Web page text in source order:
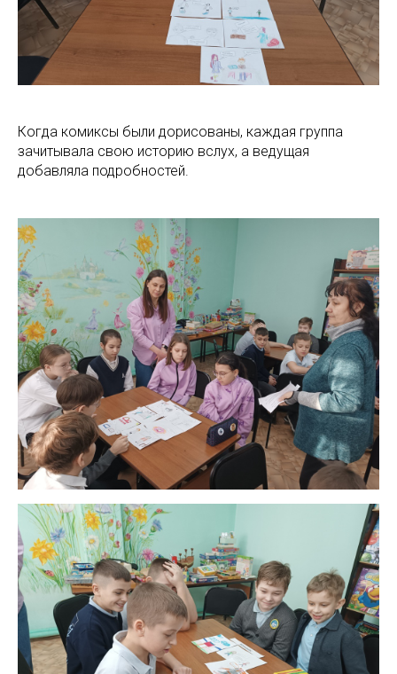
Когда комиксы были дорисованы, каждая группа
зачитывала свою историю вслух, а ведущая
добавляла подробностей.